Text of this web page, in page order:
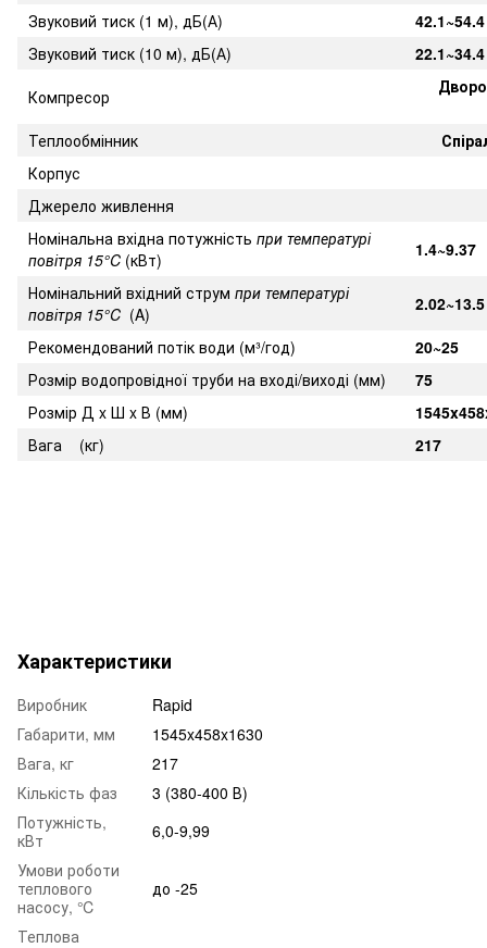
Звуковий тиск (1 м), дБ(А)
42.1~54.4
Звуковий тиск (10 м), дБ(А)
22.1~34.4
Компресор
Теплообмінник
Корпус
Джерело живлення
Номінальна вхідна потужність при температурі
повітря 15°C (кВт)
1.4~9.37
Номінальний вхідний струм при температурі
повітря 15°C (A)
2.02~13.5
Рекомендований потік води (м³/год)
20~25
Розмір водопровідної труби на вході/виході (мм)
75
Розмір Д x Ш x В (мм)
Вага (кг)
217
Характеристики
Виробник
Rapid
Габарити, мм
1545x458x1630
Вага, кг
217
Кількість фаз
3 (380-400 В)
Потужність,
кВт
6,0-9,99
Умови роботи
теплового
насосу, ℃
до -25
Теплова